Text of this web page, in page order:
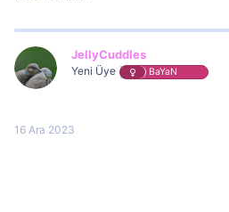
JellyCuddles
Yeni Üye BaYaN
16 Ara 2023